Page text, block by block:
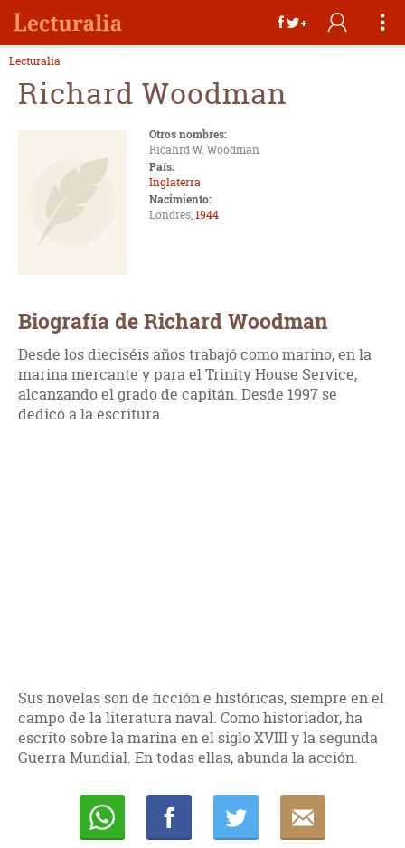
Lecturalia
Richard Woodman
Otros nombres:
Ricahrd W. Woodman
País:
Inglaterra
Nacimiento:
Londres,1944
Biografía de Richard Woodman
Desde los dieciséis años trabajó como marino, en la
marina mercante y para el Trinity House Service,
alcanzando el grado de capitán. Desde 1997 se
dedicó a la escritura.
Sus novelas son de ficción e históricas, siempre en el
campo de la literatura naval. Como historiador, ha
escrito sobre la marina en el siglo XVIII y la segunda
Guerra Mundial. En todas ellas, abunda la acción.